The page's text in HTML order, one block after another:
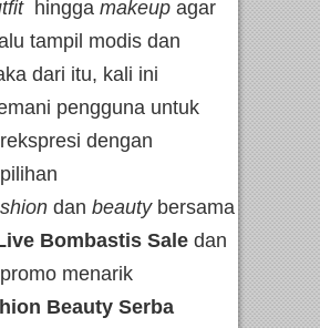
hingga makeup agar
tampil modis dan
dari itu, kali ini
pengguna untuk
dengan
dan beauty bersama
Bombastis Sale dan
menarik
Beauty Serba